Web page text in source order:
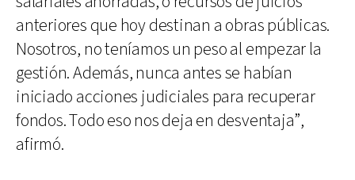
anteriores que hoy destinan a obras públicas.
Nosotros, no teníamos un peso al empezar la
gestión. Además, nunca antes se habían
iniciado acciones judiciales para recuperar
fondos. Todo eso nos deja en desventaja”,
afirmó.